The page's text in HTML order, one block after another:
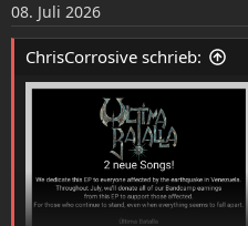
n
e
n
08. Juli 2026
ChrisCorrosive schrieb: